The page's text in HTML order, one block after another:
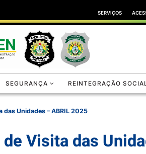
SERVIÇOS
SEGURANÇA REINTEGRAÇÃO
das Unidades – ABRIL 2025
Visita das